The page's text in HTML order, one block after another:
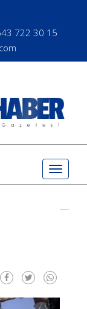
722 30 15
Toggle